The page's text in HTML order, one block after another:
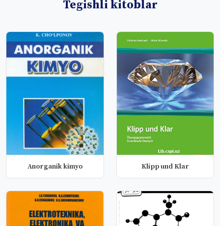
Tegishli kitoblar
Anorganik kimyo Klipp und Klar